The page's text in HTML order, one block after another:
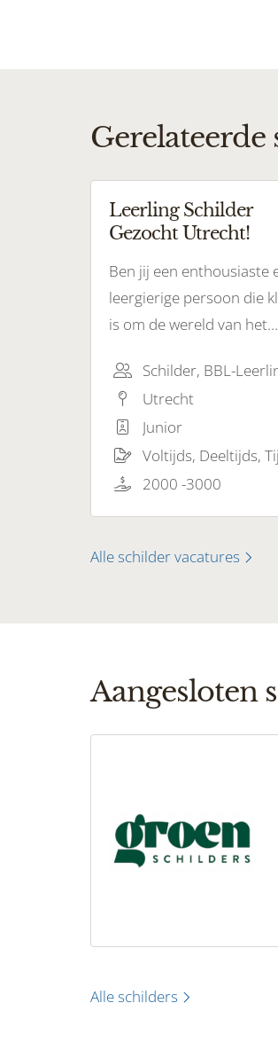
Gerelateerde
Leerling Schilder
Gezocht Utrecht!
Ben jij een enthousiaste
leergierige persoon die
is om de wereld van het
je een leerling-schilder
worden en de fijne
van het vak leren? Dan zijn
wij op zoek naar jou!
Utrecht
Junior
2000 -3000
Alle schilder vacatures
Aangesloten
Alle schilders